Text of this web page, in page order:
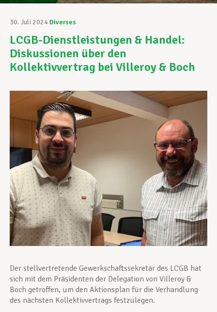
Unterstützung im Arbeitsalltag
Ihre Rechte
Berufliche Weiterentwicklung
Mitglied werden
Aktuell
30. Juli 2024 Diverses
LCGB-Dienstleistungen & Handel:
Diskussionen über den
Kollektivvertrag bei Villeroy & Boch
Der stellvertretende Gewerkschaftssekretär des LCGB hat
sich mit dem Präsidenten der Delegation von Villeroy &
Boch getroffen, um den Aktionsplan für die Verhandlung
des nächsten Kollektivvertrags festzulegen.